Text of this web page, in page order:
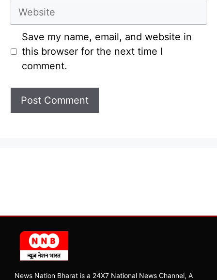
Website
Save my name, email, and website in
this browser for the next time I
comment.
News Nation Bharat is a 24X7 National News Channel, A